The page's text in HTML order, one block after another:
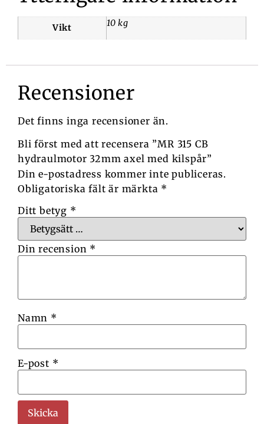
Vikt 10 kg
Recensioner
Det finns inga recensioner än.
Bli först med att recensera ”MR 315 CB
hydraulmotor 32mm axel med kilspår”
Din e-postadress kommer inte publiceras.
Obligatoriska fält är märkta *
Ditt betyg *
Din recension *
Namn *
E-post *